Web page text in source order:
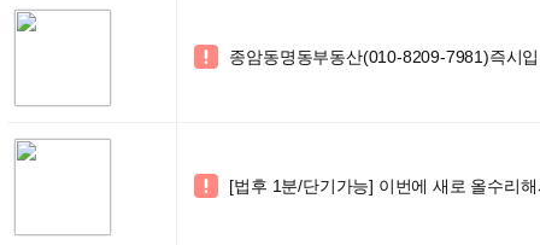
 종암동명동부동산(010-8209-7981)즉시
 [법후 1분/단기가능] 이번에 새로 올수리